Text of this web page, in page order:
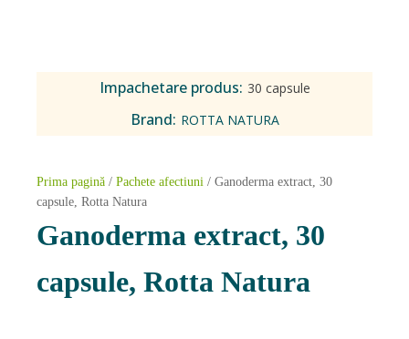
Impachetare produs: 30 capsule
Brand: ROTTA NATURA
Prima pagină / Pachete afectiuni / Ganoderma extract, 30
capsule, Rotta Natura
Ganoderma extract, 30
capsule, Rotta Natura